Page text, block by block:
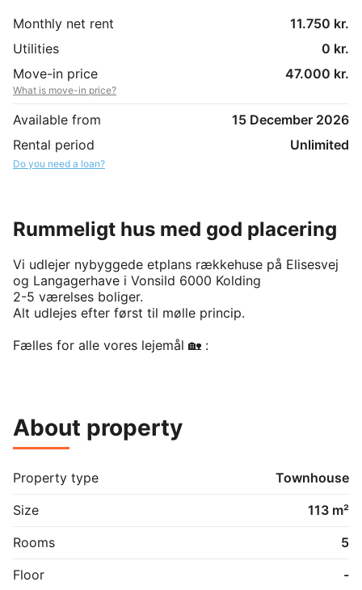
Monthly net rent
11.750 kr.
Utilities
0 kr.
Move-in price
47.000 kr.
What is move-in price?
Available from
15 December 2026
Rental period
Unlimited
Do you need a loan?
Rummeligt hus med god placering
Vi udlejer nybyggede etplans rækkehuse på Elisesvej
og Langagerhave i Vonsild 6000 Kolding
2-5 værelses boliger.
Alt udlejes efter først til mølle princip.
Fælles for alle vores lejemål 🏡 :
4.	Fuld hvidevarer pakke
7.	Adgang til grønne fællesarealer
9.	Gode parkeringsforhold
el-ladestander
Køkken og stue
About property
Property type
Townhouse
Size
113 m²
Rooms
5
Floor
-